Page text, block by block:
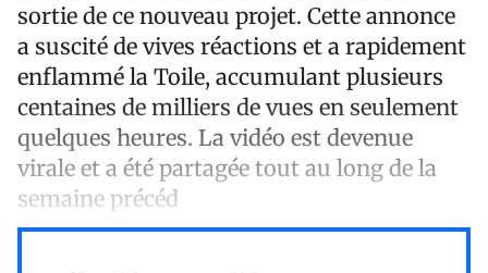
sortie de ce nouveau projet. Cette annonce
a suscité de vives réactions et a rapidement
enflammé la Toile, accumulant plusieurs
centaines de milliers de vues en seulement
quelques heures. La vidéo est devenue
virale et a été partagée tout au long de la
semaine précéd